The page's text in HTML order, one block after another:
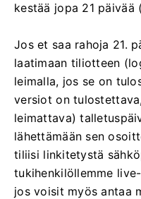
kestää jopa 21 päivää
Jos et saa rahoja 21.
laatimaan tiliotteen
leimalla, jos se on
versiot on
leimattava)
lähettämään sen
tiliisi linkitetystä
tukihenkilöllemme
jos voisit myös antaa